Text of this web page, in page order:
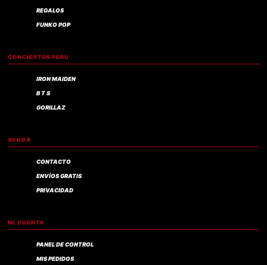
REGALOS
FUNKO POP
CONCIERTOS PERU
IRON MAIDEN
B T S
GORILLAZ
AYUDA
CONTACTO
ENVÍOS GRATIS
PRIVACIDAD
MI CUENTA
PANEL DE CONTROL
MIS PEDIDOS